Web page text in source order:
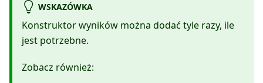
WSKAZÓWKA
Konstruktor wyników można dodać tyle razy, ile
jest potrzebne.
Zobacz również: